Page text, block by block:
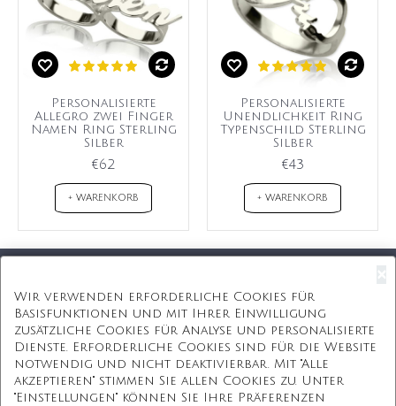
Personalisierte
Allegro zwei Finger
Namen Ring Sterling
Silber
€62
+ WARENKORB
Personalisierte
Unendlichkeit Ring
Typenschild Sterling
Silber
€43
+ WARENKORB
Kostenlose Geschenkbox
Kostenlose Gravur
Unbegrenzte Redesign
Wir verwenden erforderliche Cookies für
Basisfunktionen und mit Ihrer Einwilligung
zusätzliche Cookies für Analyse und personalisierte
Dienste. Erforderliche Cookies sind für die Website
notwendig und nicht deaktivierbar. Mit "Alle
akzeptieren" stimmen Sie allen Cookies zu. Unter
"Einstellungen" können Sie Ihre Präferenzen